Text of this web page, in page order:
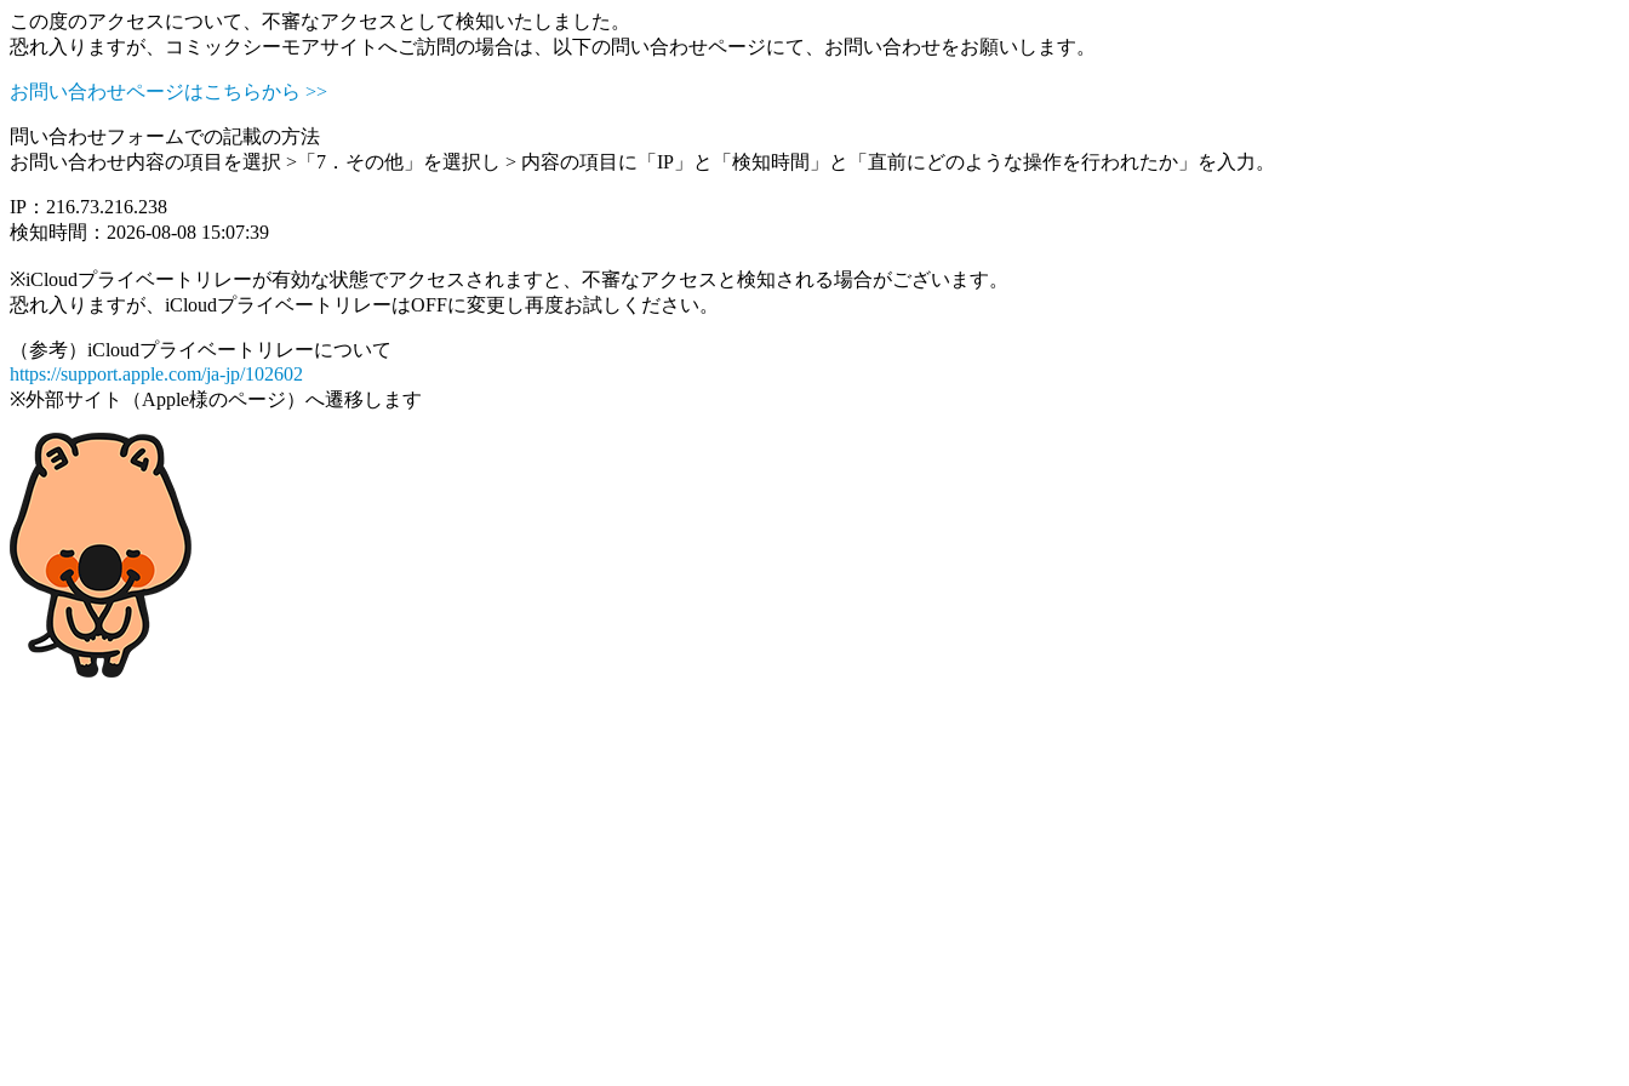
この度のアクセスについて、不審なアクセスとして検知いたしました。
恐れ入りますが、コミックシーモアサイトへご訪問の場合は、以下の問い合わせページにて、お問い合わせをお願いします。
お問い合わせページはこちらから >>
問い合わせフォームでの記載の方法
お問い合わせ内容の項目を選択 >「7．その他」を選択し > 内容の項目に「IP」と「検知時間」と「直前にどのような操作を行われたか」を入力。
IP：216.73.216.238
検知時間：2026-08-08 15:07:39
※iCloudプライベートリレーが有効な状態でアクセスされますと、不審なアクセスと検知される場合がございます。
恐れ入りますが、iCloudプライベートリレーはOFFに変更し再度お試しください。
（参考）iCloudプライベートリレーについて
https://support.apple.com/ja-jp/102602
※外部サイト（Apple様のページ）へ遷移します